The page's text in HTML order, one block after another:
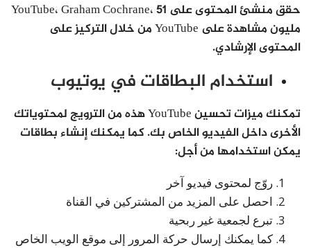
حقق منشئ المحتوى على YouTube، Graham Cochrane، 51
مليون مشاهدة على YouTube من خلال التركيز على
المحتوى الإرشادي.
استخدام البطاقات في يوتيوب
تمكنك ميزات تحسين YouTube هذه من الترويج لمحتوياتك
الأخرى داخل الفيديو الخاص بك. كما يمكنك إنشاء بطاقات
يمكن استخدامها من أجل:
روّج لمحتوى فيديو آخر
احصل على المزيد من المشتركين في القناة
تبرع لجمعية غير ربحية
كما يمكنك إرسال حركة المرور إلى موقع الويب الخاص